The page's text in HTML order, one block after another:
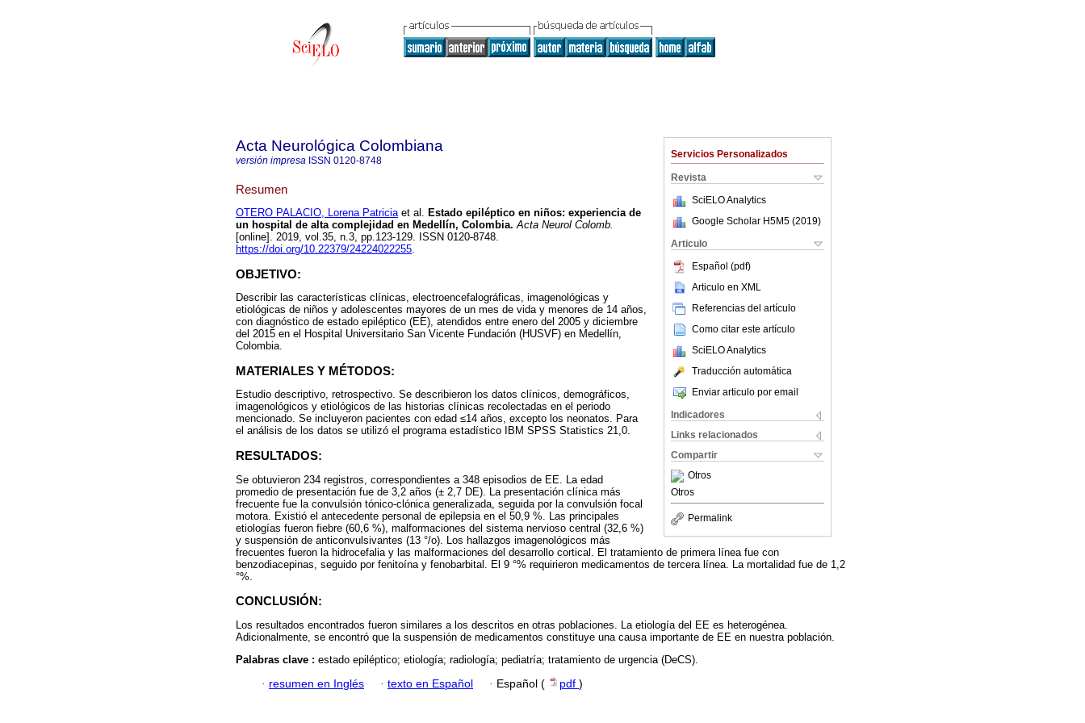
Servicios Personalizados
Revista
SciELO Analytics
Google Scholar H5M5 (2019)
Articulo
Español (pdf)
Articulo en XML
Referencias del artículo
Como citar este artículo
SciELO Analytics
Traducción automática
Enviar articulo por email
Indicadores
Links relacionados
Compartir
Otros
Otros
Permalink
Acta Neurológica Colombiana
versión impresa ISSN 0120-8748
Resumen
OTERO PALACIO, Lorena Patriciaet al. Estado epiléptico en niños: experiencia de
un hospital de alta complejidad en Medellín, Colombia. Acta Neurol Colomb.
[online]. 2019, vol.35, n.3, pp.123-129. ISSN 0120-8748.
https://doi.org/10.22379/24224022255.
OBJETIVO:
Describir las características clínicas, electroencefalográficas, imagenológicas y
etiológicas de niños y adolescentes mayores de un mes de vida y menores de 14 años,
con diagnóstico de estado epiléptico (EE), atendidos entre enero del 2005 y diciembre
del 2015 en el Hospital Universitario San Vicente Fundación (HUSVF) en Medellín,
Colombia.
MATERIALES Y MÉTODOS:
Estudio descriptivo, retrospectivo. Se describieron los datos clínicos, demográficos,
imagenológicos y etiológicos de las historias clínicas recolectadas en el periodo
mencionado. Se incluyeron pacientes con edad ≤14 años, excepto los neonatos. Para
el análisis de los datos se utilizó el programa estadístico IBM SPSS Statistics 21,0.
RESULTADOS:
Se obtuvieron 234 registros, correspondientes a 348 episodios de EE. La edad
promedio de presentación fue de 3,2 años (± 2,7 DE). La presentación clínica más
frecuente fue la convulsión tónico-clónica generalizada, seguida por la convulsión focal
motora. Existió el antecedente personal de epilepsia en el 50,9 %. Las principales
etiologías fueron fiebre (60,6 %), malformaciones del sistema nervioso central (32,6 %)
y suspensión de anticonvulsivantes (13 °/o). Los hallazgos imagenológicos más
frecuentes fueron la hidrocefalia y las malformaciones del desarrollo cortical. El tratamiento de primera línea fue con
benzodiacepinas, seguido por fenitoína y fenobarbital. El 9 °% requirieron medicamentos de tercera línea. La mortalidad fue de 1,2
°%.
CONCLUSIÓN:
Los resultados encontrados fueron similares a los descritos en otras poblaciones. La etiología del EE es heterogénea.
Adicionalmente, se encontró que la suspensión de medicamentos constituye una causa importante de EE en nuestra población.
Palabras clave : estado epiléptico; etiología; radiología; pediatría; tratamiento de urgencia (DeCS).
· resumen en Inglés · texto en Español · Español ( pdf )